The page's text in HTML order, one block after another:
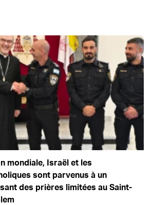
mondiale, Israël et les
sont parvenus à un
des prières limitées au Saint-